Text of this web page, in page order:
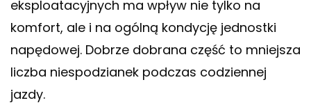
eksploatacyjnych ma wpływ nie tylko na
komfort, ale i na ogólną kondycję jednostki
napędowej. Dobrze dobrana część to mniejsza
liczba niespodzianek podczas codziennej
jazdy.